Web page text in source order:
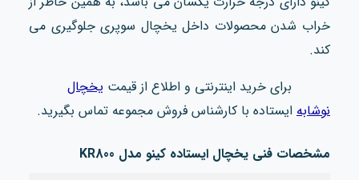
خراب شدن محصولات داخل یخچال سوپری جلوگیری می
کند.
برای خرید اینترنتی و اطلاع از قیمت یخچال
نوشابه ایستاده با کارشناس فروش مجموعه تماس بگیرید.
مشخصات فنی یخچال ایستاده کینو مدل KR800